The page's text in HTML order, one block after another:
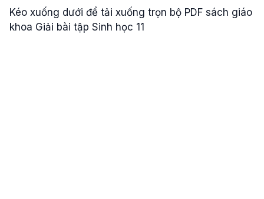
Kéo xuống dưới để tải xuống trọn bộ PDF sách giáo
khoa Giải bài tập Sinh học 11